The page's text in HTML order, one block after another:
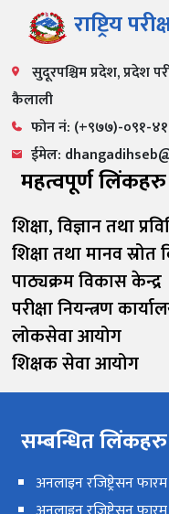
राष्ट्रिय
सुदूरपश्चिम प्रदेश, प्रदेश
कैलाली
फोन नं: (+९७७)-०९१-
ईमेल:
महत्वपूर्ण लिंकहरु
शिक्षा, विज्ञान तथा
शिक्षा तथा मानव स्रोत
पाठ्यक्रम विकास केन्द्र
परीक्षा नियन्त्रण
लोकसेवा आयोग
शिक्षक सेवा आयोग
सम्बन्धित लिंकहरु
अनलाइन रजिष्ट्रेसन